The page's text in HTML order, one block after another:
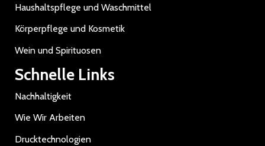
Haushaltspflege und Waschmittel
Körperpflege und Kosmetik
Wein und Spirituosen
Schnelle Links
Nachhaltigkeit
Wie Wir Arbeiten
Drucktechnologien